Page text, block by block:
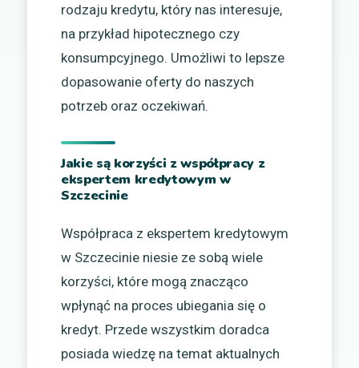
rodzaju kredytu, który nas interesuje,
na przykład hipotecznego czy
konsumpcyjnego. Umożliwi to lepsze
dopasowanie oferty do naszych
potrzeb oraz oczekiwań.
Jakie są korzyści z współpracy z
ekspertem kredytowym w
Szczecinie
Współpraca z ekspertem kredytowym
w Szczecinie niesie ze sobą wiele
korzyści, które mogą znacząco
wpłynąć na proces ubiegania się o
kredyt. Przede wszystkim doradca
posiada wiedzę na temat aktualnych